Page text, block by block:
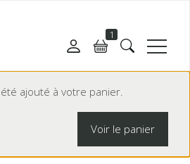
1
ajouté à votre panier.
Voir le panier